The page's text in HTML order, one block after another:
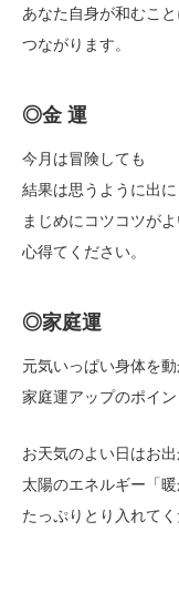
あなた自身が和むこ
つながります。
◎金 運
今月は冒険しても
結果は思うように出に
まじめにコツコツがよ
心得てください。
◎家庭運
元気いっぱい身体を
家庭運アップのポイン
お天気のよい日はお出
太陽のエネルギー「
たっぷりとり入れてく